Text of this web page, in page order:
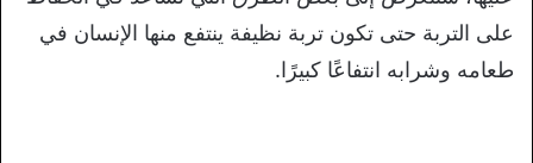
على التربة حتى تكون تربة نظيفة ينتفع منها الإنسان في
طعامه وشرابه انتفاعًا كبيرًا.